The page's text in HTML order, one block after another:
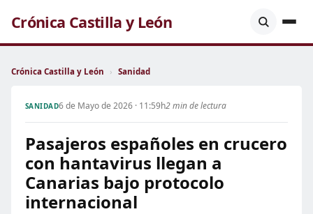
Crónica Castilla y León
Crónica Castilla y León › Sanidad
SANIDAD6 de Mayo de 2026 · 11:59h2 min de lectura
Pasajeros españoles en crucero
con hantavirus llegan a
Canarias bajo protocolo
internacional